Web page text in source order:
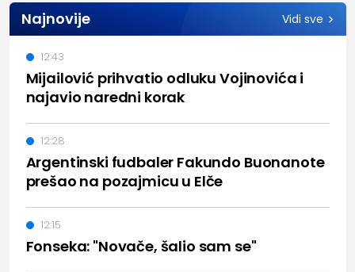
Najnovije Vidi sve
Mijailović prihvatio odluku Vojinovića i
najavio naredni korak
12:43
Argentinski fudbaler Fakundo Buonanote
prešao na pozajmicu u Elče
12:28
Fonseka: "Novače, šalio sam se"
12:15